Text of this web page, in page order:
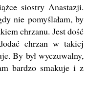
siostry Anastazji.
nie pomyślałam, by
chrzanu. Jest dość
chrzan w takiej
By był wyczuwalny,
bardzo smakuje i z